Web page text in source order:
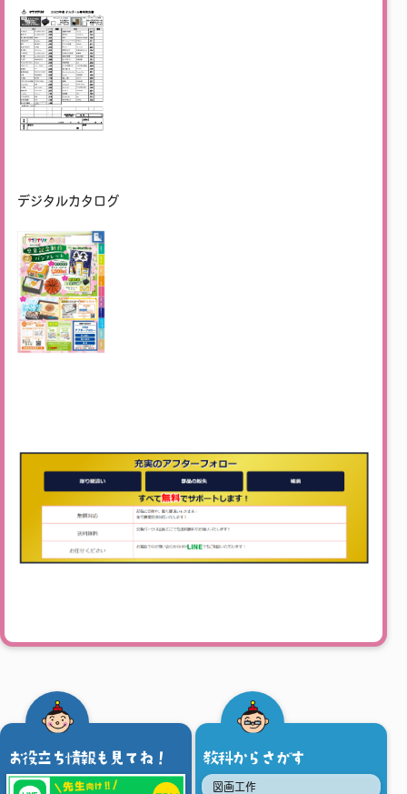
お役立ち情報も見てね！ 教科からさがす
図画工作
デジタルカタログ